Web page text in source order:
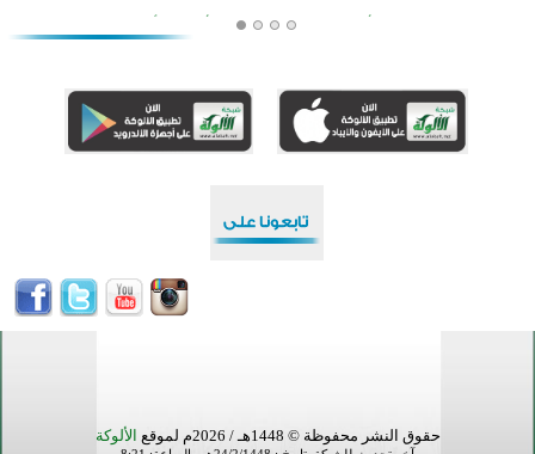
افتتاح تاريخي لأول مسجد في بلييفليا بالجبل الأسود منذ أكثر من قرن
أكبر مشروع إسلامي في ريف أستراليا يفتتح أبوابه بعد سنوات من العمل والعطاء
القرآن والتربية في صدارة البرامج الصيفية للمسلمين في بينزا وساراتوف وموردوفيا هذا العام
اختتام منافسات قرآنية متميزة في بنغلاديش بمشاركة 3000 متسابق
حقوق النشر محفوظة © 1448هـ / 2026م لموقع الألوكة